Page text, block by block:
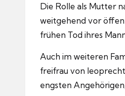
Die Rolle als Mutter
weitgehend vor
frühen Tod ihres
Auch im weiteren
freifrau von
engsten